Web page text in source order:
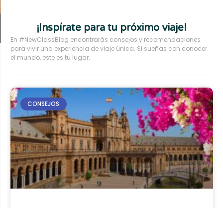
¡Inspírate para tu próximo viaje!
En #NewClassBlog encontrarás consejos y recomendaciones
para vivir una experiencia de viaje única. Si sueñas con conocer
el mundo, este es tu lugar.
CONSEJOS